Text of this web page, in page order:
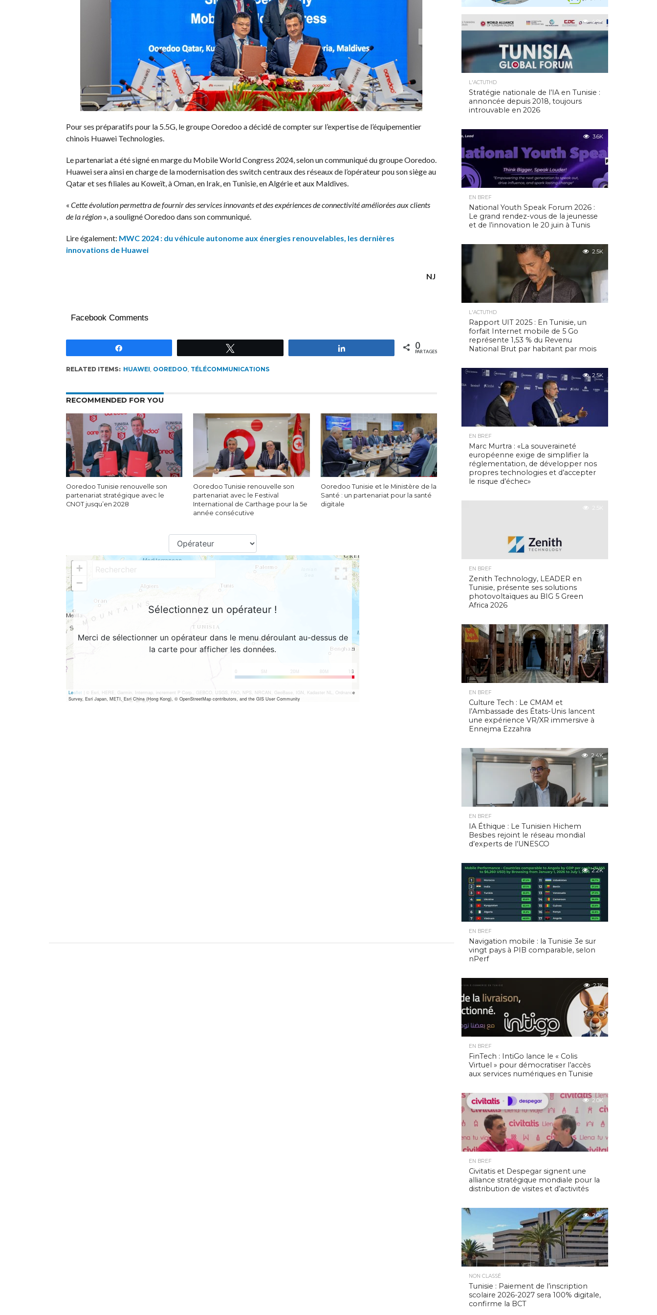
Pour ses préparatifs pour la 5.5G, le groupe Ooredoo a décidé de compter sur l’expertise de l’équipementier
chinois Huawei Technologies.
Le partenariat a été signé en marge du Mobile World Congress 2024, selon un communiqué du groupe Ooredoo.
Huawei sera ainsi en charge de la modernisation des switch centraux des réseaux de l’opérateur pou son siège au
Qatar et ses filiales au Koweït, à Oman, en Irak, en Tunisie, en Algérie et aux Maldives.
« Cette évolution permettra de fournir des services innovants et des expériences de connectivité améliorées aux clients
de la région», a souligné Ooredoo dans son communiqué.
Lire également: MWC 2024 : du véhicule autonome aux énergies renouvelables, les dernières
innovations de Huawei
NJ
Facebook Comments
0
PARTAGES
RELATED ITEMS: HUAWEI, OOREDOO, TÉLÉCOMMUNICATIONS
RECOMMENDED FOR YOU
Ooredoo Tunisie renouvelle son
partenariat stratégique avec le
CNOT jusqu’en 2028
Ooredoo Tunisie renouvelle son
partenariat avec le Festival
International de Carthage pour la 5e
année consécutive
Ooredoo Tunisie et le Ministère de la
Santé : un partenariat pour la santé
digitale
4.9K
L'ACTUTHD
Stratégie nationale de l’IA en Tunisie :
annoncée depuis 2018, toujours
introuvable en 2026
3.6K
EN BREF
National Youth Speak Forum 2026 :
Le grand rendez-vous de la jeunesse
et de l’innovation le 20 juin à Tunis
2.5K
L'ACTUTHD
Rapport UIT 2025 : En Tunisie, un
forfait Internet mobile de 5 Go
représente 1,53 % du Revenu
National Brut par habitant par mois
2.5K
EN BREF
Marc Murtra : «La souveraineté
européenne exige de simplifier la
réglementation, de développer nos
propres technologies et d’accepter
le risque d’échec»
2.5K
EN BREF
Zenith Technology, LEADER en
Tunisie, présente ses solutions
photovoltaïques au BIG 5 Green
Africa 2026
2.5K
EN BREF
Culture Tech : Le CMAM et
l’Ambassade des États-Unis lancent
une expérience VR/XR immersive à
Ennejma Ezzahra
2.4K
EN BREF
IA Éthique : Le Tunisien Hichem
Besbes rejoint le réseau mondial
d’experts de l’UNESCO
2.2K
EN BREF
Navigation mobile : la Tunisie 3e sur
vingt pays à PIB comparable, selon
nPerf
2.1K
EN BREF
FinTech : IntiGo lance le « Colis
Virtuel » pour démocratiser l’accès
aux services numériques en Tunisie
2.0K
EN BREF
Civitatis et Despegar signent une
alliance stratégique mondiale pour la
distribution de visites et d’activités
2.0K
NON CLASSÉ
Tunisie : Paiement de l’inscription
scolaire 2026-2027 sera 100% digitale,
confirme la BCT